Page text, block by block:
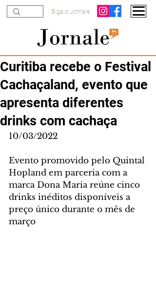
Siga o Jornale
Curitiba recebe o Festival
Cachaçaland, evento que
apresenta diferentes
drinks com cachaça
10/03/2022
Evento promovido pelo Quintal
Hopland em parceria com a
marca Dona Maria reúne cinco
drinks inéditos disponíveis a
preço único durante o mês de
março